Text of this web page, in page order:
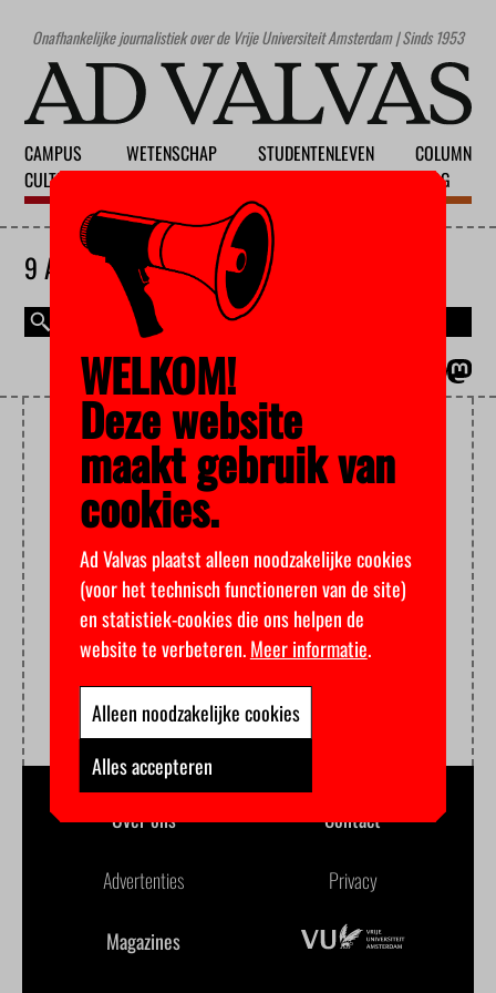
Onafhankelijke journalistiek over de Vrije Universiteit Amsterdam | Sinds 1953
CAMPUS
CULTUUR
WETENSCHAP
STUDENTENLEVEN
COLUMN
BLOG
9 AUGUSTUS 2026
FACULTEIT SOCIALE
FACULTEIT
Over ons Contact
Advertenties Privacy
Magazines
WELKOM!
Deze website
maakt gebruik van
cookies.
Ad Valvas plaatst alleen noodzakelijke cookies
(voor het technisch functioneren van de site)
en statistiek-cookies die ons helpen de
website te verbeteren.Meer informatie.
Alleen noodzakelijke cookies
Alles accepteren